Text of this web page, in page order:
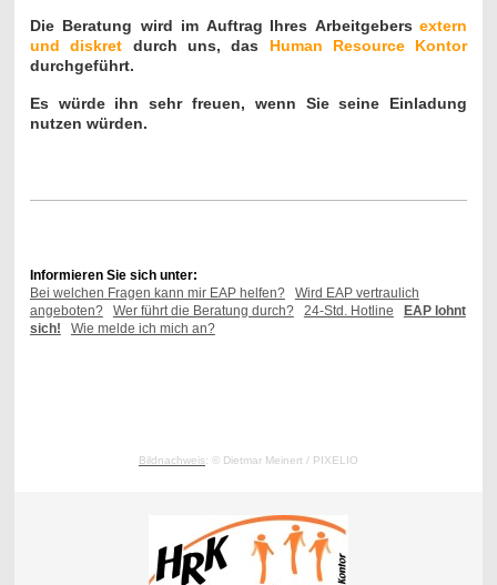
Die Beratung wird im Auftrag Ihres Arbeitgebers extern
und diskret durch uns,das Human Resource Kontor
durchgeführt.
Es würde ihn sehr freuen, wenn Sie seine Einladung
nutzen würden.
Informieren Sie sich unter:
Bei welchen Fragen kann mir EAP helfen?
Wird EAP vertraulich
angeboten?
Wer führt die Beratung durch? 24-Std. Hotline
EAP lohnt
sich!
Wie melde ich mich an?
Bildnachweis: © Dietmar Meinert / PIXELIO